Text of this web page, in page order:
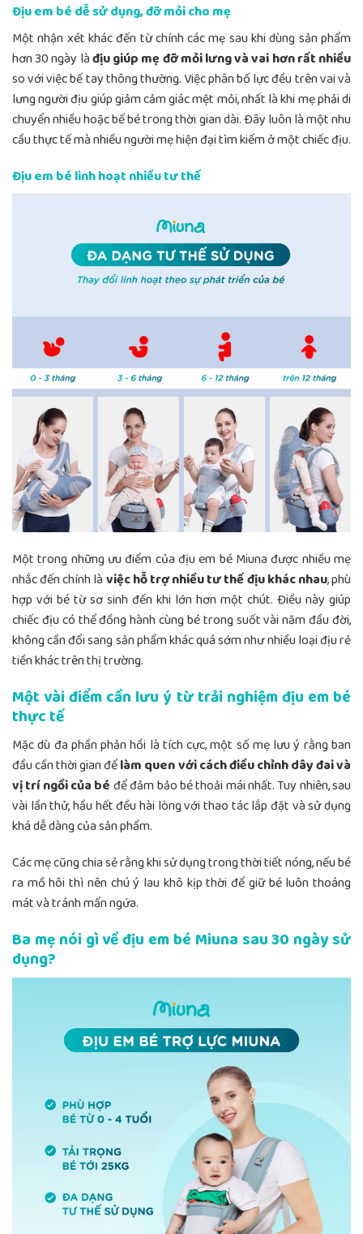
Địu em bé dễ sử dụng, đỡ mỏi cho mẹ
Một nhận xét khác đến từ chính các mẹ sau khi dùng sản phẩm
hơn 30 ngày làđịu giúp mẹ đỡ mỏi lưng và vai hơn rất nhiều
so với việc bế tay thông thường. Việc phân bố lực đều trên vai và
lưng người địu giúp giảm cảm giác mệt mỏi, nhất là khi mẹ phải di
chuyển nhiều hoặc bế bé trong thời gian dài. Đây luôn là một nhu
cầu thực tế mà nhiều người mẹ hiện đại tìm kiếm ở một chiếc địu.
Địu em bé linh hoạt nhiều tư thế
Một trong những ưu điểm của địu em bé Miuna được nhiều mẹ
nhắc đến chính là việc hỗ trợ nhiều tư thế địu khác nhau, phù
hợp với bé từ sơ sinh đến khi lớn hơn một chút. Điều này giúp
chiếc địu có thể đồng hành cùng bé trong suốt vài năm đầu đời,
không cần đổi sang sản phẩm khác quá sớm như nhiều loại địu rẻ
tiền khác trên thị trường.
Một vài điểm cần lưu ý từ trải nghiệm địu em bé
thực tế
Mặc dù đa phần phản hồi là tích cực, một số mẹ lưu ý rằng ban
đầu cần thời gian đểlàm quen với cách điều chỉnh dây đai và
vị trí ngồi của bé để đảm bảo bé thoải mái nhất. Tuy nhiên, sau
vài lần thử, hầu hết đều hài lòng với thao tác lắp đặt và sử dụng
khá dễ dàng của sản phẩm.
Các mẹ cũng chia sẻ rằng khi sử dụng trong thời tiết nóng, nếu bé
ra mồ hôi thì nên chú ý lau khô kịp thời để giữ bé luôn thoáng
mát và tránh mẩn ngứa.
Ba mẹ nói gì về địu em bé Miuna sau 30 ngày sử
dụng?